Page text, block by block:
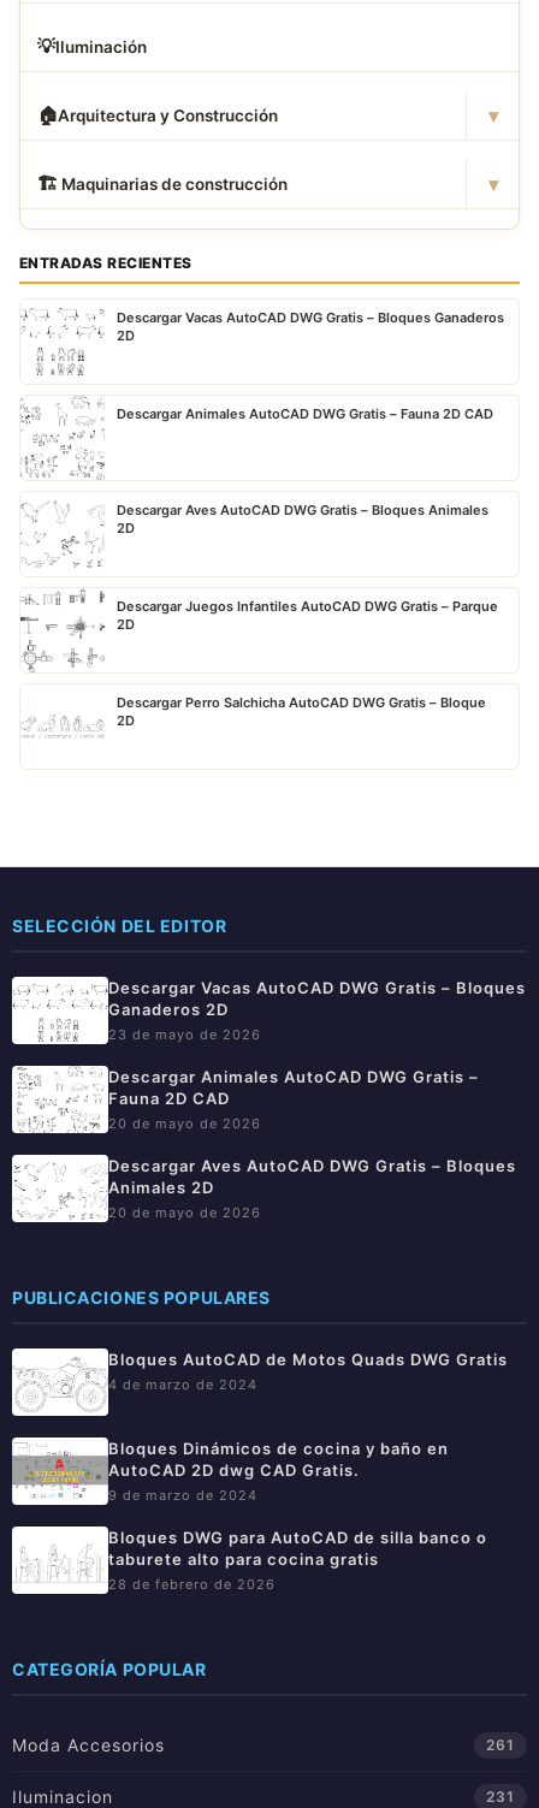
💡Iluminación
🏠Arquitectura y Construcción ▾
🏗 ️ Maquinarias de construcción ▾
ENTRADAS RECIENTES
Descargar Vacas AutoCAD DWG Gratis – Bloques Ganaderos
2D
Descargar Animales AutoCAD DWG Gratis – Fauna 2D CAD
Descargar Aves AutoCAD DWG Gratis – Bloques Animales
2D
Descargar Juegos Infantiles AutoCAD DWG Gratis – Parque
2D
Descargar Perro Salchicha AutoCAD DWG Gratis – Bloque
2D
SELECCIÓN DEL EDITOR
Descargar Vacas AutoCAD DWG Gratis – Bloques
Ganaderos 2D
23 de mayo de 2026
Descargar Animales AutoCAD DWG Gratis –
Fauna 2D CAD
20 de mayo de 2026
Descargar Aves AutoCAD DWG Gratis – Bloques
Animales 2D
20 de mayo de 2026
PUBLICACIONES POPULARES
Bloques AutoCAD de Motos Quads DWG Gratis
4 de marzo de 2024
Bloques Dinámicos de cocina y baño en
AutoCAD 2D dwg CAD Gratis.
9 de marzo de 2024
Bloques DWG para AutoCAD de silla banco o
taburete alto para cocina gratis
28 de febrero de 2026
CATEGORÍA POPULAR
Moda Accesorios 261
Iluminacion 231